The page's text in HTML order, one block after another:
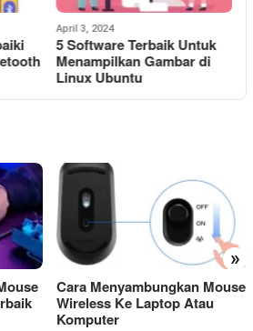
April 3, 2024
5 Software Terbaik Untuk
Menampilkan Gambar di
Linux Ubuntu
»
Cara Menyambungkan Mouse
Wireless Ke Laptop Atau
Komputer